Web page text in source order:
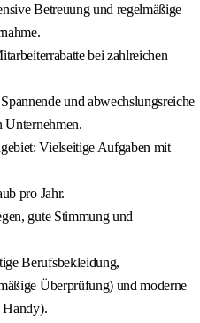
Betreuung und regelmäßige
bei zahlreichen
und abwechslungsreiche
Unternehmen.
Vielseitige Aufgaben mit
pro Jahr.
gute Stimmung und
Berufsbekleidung,
Überprüfung) und moderne
Handy).